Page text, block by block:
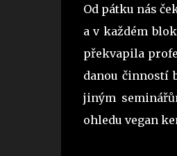
Od pátku nás
a v každém
překvapila
danou činností
jiným
ohledu vegan